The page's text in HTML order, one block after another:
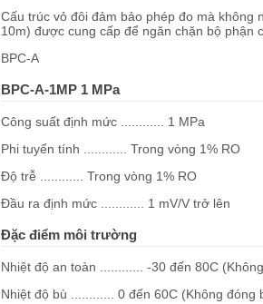
Cấu trúc vỏ đôi đảm bảo phép đo mà
10m) được cung cấp để ngăn chặn bộ phận
BPC-A
BPC-A-1MP 1 MPa
Công suất định mức ............ 1 MPa
Phi tuyến tính ............ Trong vòng 1% RO
Độ trễ ............ Trong vòng 1% RO
Đầu ra định mức ............ 1 mV/V trở lên
Đặc điểm môi trường
Nhiệt độ an toàn ............ -30 đến 80C
Nhiệt độ bù ............ 0 đến 60C (Không đóng